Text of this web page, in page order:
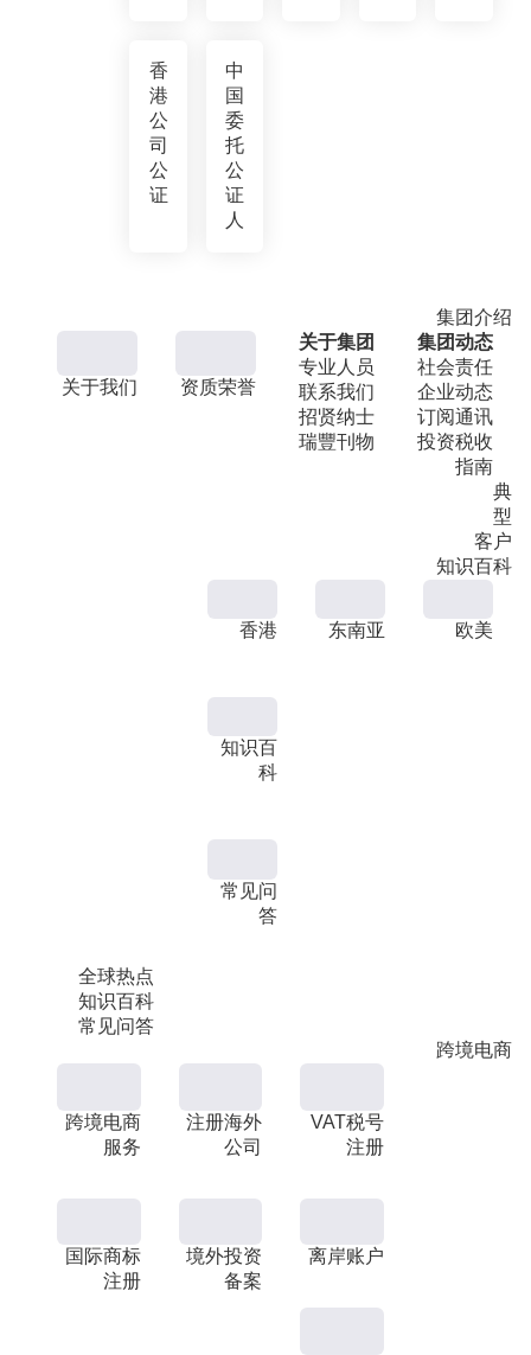
香
港
公
司
公
证
中
国
委
托
公
证
人
集团介绍
关于我们 资质荣誉
关于集团
专业人员
联系我们
招贤纳士
瑞豐刊物
集团动态
社会责任
企业动态
订阅通讯
投资税收
指南
典
型
客户
知识百科
全球热点
知识百科
常见问答
香港 东南亚 欧美
知识百
科
常见问
答
跨境电商
跨境电商
服务
注册海外
公司
VAT税号
注册
国际商标
注册
境外投资
备案
离岸账户